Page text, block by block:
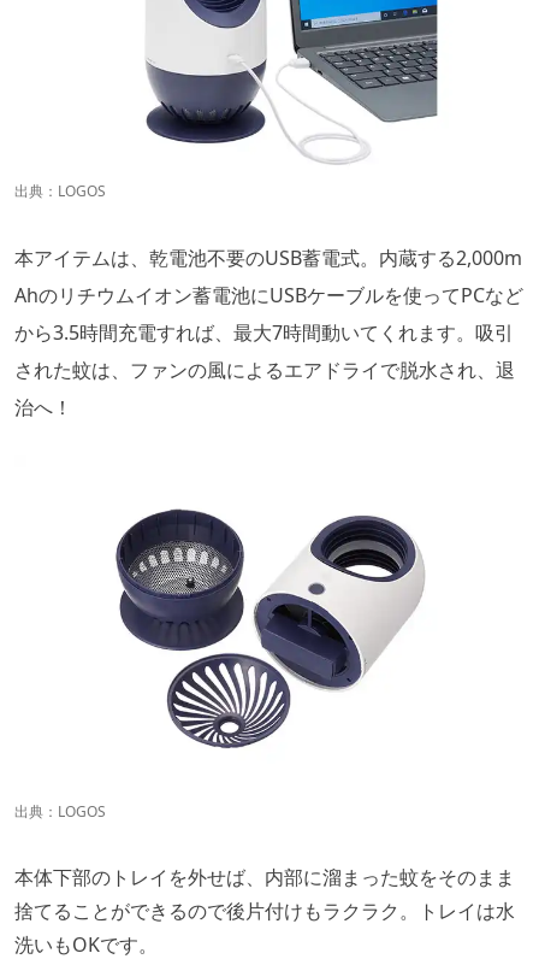
出典： LOGOS
本アイテムは、乾電池不要のUSB蓄電式。内蔵する2,000m
Ahのリチウムイオン蓄電池にUSBケーブルを使ってPCなど
から3.5時間充電すれば、最大7時間動いてくれます。吸引
された蚊は、ファンの風によるエアドライで脱水され、退
治へ！
出典： LOGOS
本体下部のトレイを外せば、内部に溜まった蚊をそのまま
捨てることができるので後片付けもラクラク。トレイは水
洗いもOKです。